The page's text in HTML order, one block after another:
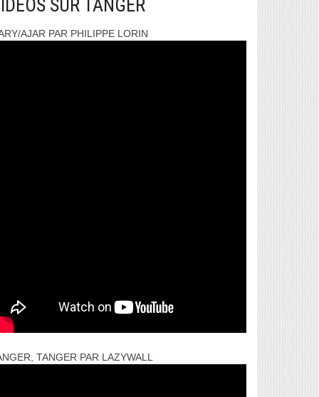
SUR TANGER
AJAR PAR PHILIPPE LORIN
TANGER PAR LAZYWALL